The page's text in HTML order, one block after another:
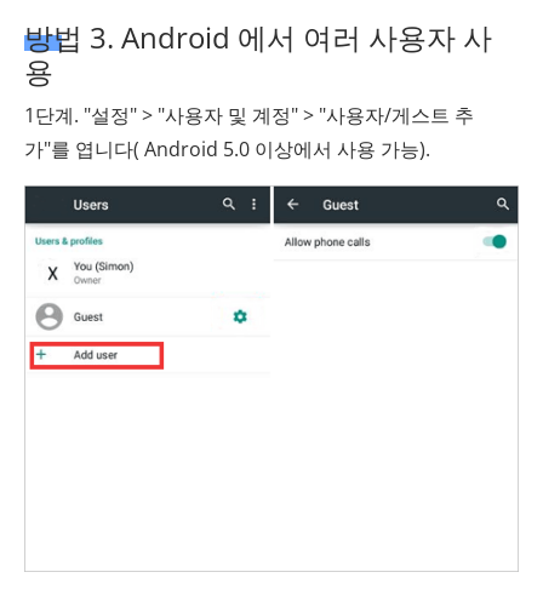
방법 3. Android 에서 여러 사용자 사
용
1단계. "설정" > "사용자 및 계정" > "사용자/게스트 추
가"를 엽니다( Android 5.0 이상에서 사용 가능).